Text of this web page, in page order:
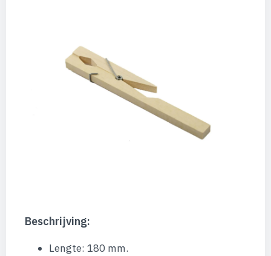
Beschrijving:
Lengte: 180 mm.